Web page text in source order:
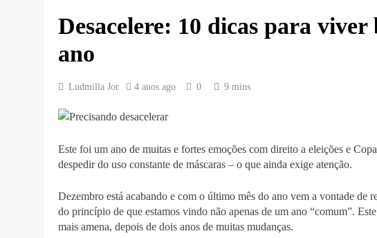
Desacelere: 10 dicas para
ano
Ludmilla Jor 4 anos ago 0 9 mins
Este foi um ano de muitas e fortes emoções com direito a eleições e
despedir do uso constante de máscaras – o que ainda exige atenção.
Dezembro está acabando e com o último mês do ano vem a vontade de
do princípio de que estamos vindo não apenas de um ano “comum”.
mais amena, depois de dois anos de muitas mudanças.